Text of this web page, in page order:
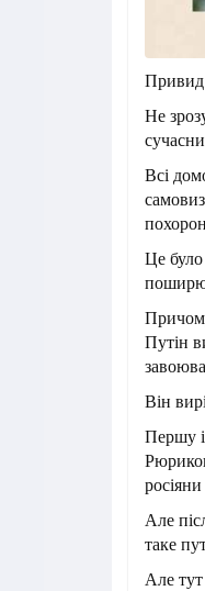
Привид
Не
Всі
Це
Путін
Він
Першу
Але
таке
Але